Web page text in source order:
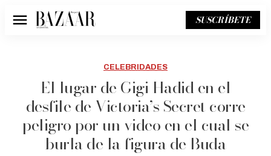
Menú SUSCRÍBETE
CELEBRIDADES
El lugar de Gigi Hadid en el
desfile de Victoria’s Secret corre
peligro por un video en el cual se
burla de la figura de Buda